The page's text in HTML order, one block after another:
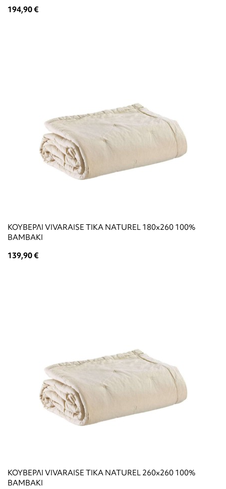
194,90 €
ΚΟΥΒΕΡΛΙ VIVARAISE TIKA NATUREL 180x260 100%
ΒΑΜΒΑΚΙ
139,90 €
ΚΟΥΒΕΡΛΙ VIVARAISE TIKA NATUREL 260x260 100%
ΒΑΜΒΑΚΙ